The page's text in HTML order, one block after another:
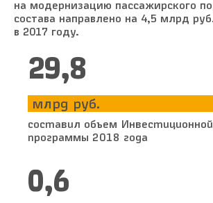
на модернизацию пассажирского
состава направлено на 4,5 млрд
в 2017 году.
32,2
млрд руб.
составил объем Инвестиционной
программы 2018 года
0,7